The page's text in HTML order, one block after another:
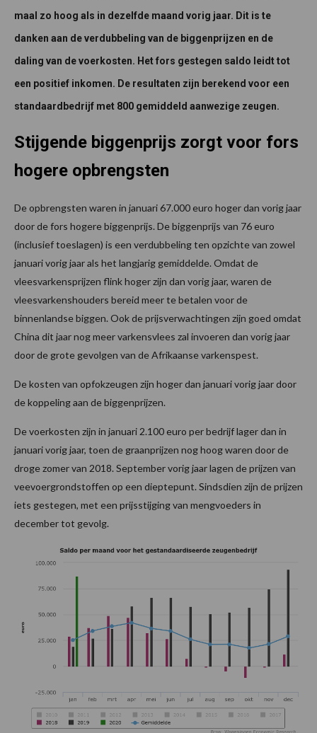
maal zo hoog als in dezelfde maand vorig jaar. Dit is te
danken aan de verdubbeling van de biggenprijzen en de
daling van de voerkosten. Het fors gestegen saldo leidt tot
een positief inkomen. De resultaten zijn berekend voor een
standaardbedrijf met 800 gemiddeld aanwezige zeugen.
Stijgende biggenprijs zorgt voor fors
hogere opbrengsten
De opbrengsten waren in januari 67.000 euro hoger dan vorig jaar
door de fors hogere biggenprijs. De biggenprijs van 76 euro
(inclusief toeslagen) is een verdubbeling ten opzichte van zowel
januari vorig jaar als het langjarig gemiddelde. Omdat de
vleesvarkensprijzen flink hoger zijn dan vorig jaar, waren de
vleesvarkenshouders bereid meer te betalen voor de
binnenlandse biggen. Ook de prijsverwachtingen zijn goed omdat
China dit jaar nog meer varkensvlees zal invoeren dan vorig jaar
door de grote gevolgen van de Afrikaanse varkenspest.
De kosten van opfokzeugen zijn hoger dan januari vorig jaar door
de koppeling aan de biggenprijzen.
De voerkosten zijn in januari 2.100 euro per bedrijf lager dan in
januari vorig jaar, toen de graanprijzen nog hoog waren door de
droge zomer van 2018. September vorig jaar lagen de prijzen van
veevoergrondstoffen op een dieptepunt. Sindsdien zijn de prijzen
iets gestegen, met een prijsstijging van mengvoeders in
december tot gevolg.